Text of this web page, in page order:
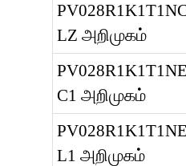
LZ அறிமுகம்
PV028R1K1T1NE
C1 அறிமுகம்
PV028R1K1T1NE
L1 அறிமுகம்